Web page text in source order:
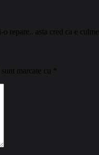
repare.. asta cred ca e
marcate cu